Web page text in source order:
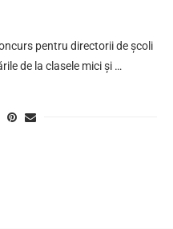
pentru directorii de școli
de la clasele mici și …